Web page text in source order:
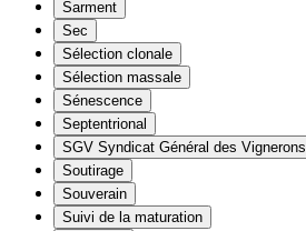
Sarment
Sec
Sélection clonale
Sélection massale
Sénescence
Septentrional
SGV Syndicat Général des Vignerons
Soutirage
Souverain
Suivi de la maturation